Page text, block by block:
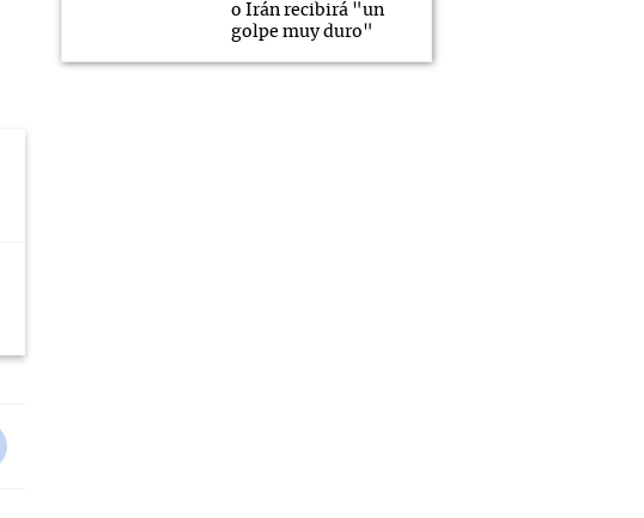
o Irán recibirá "un
golpe muy duro"